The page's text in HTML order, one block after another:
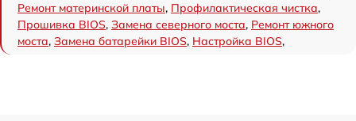
Ремонт материнской платы, Профилактическая чистка,
Прошивка BIOS, Замена северного моста, Ремонт южного
моста, Замена батарейки BIOS, Настройка BIOS,